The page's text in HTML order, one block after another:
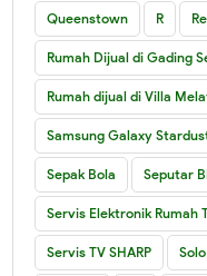
Queenstown R
Rumah Dijual di Gading
Rumah dijual di Villa
Samsung Galaxy
Sepak Bola Seputar
Servis Elektronik Rumah
Servis TV SHARP Solo